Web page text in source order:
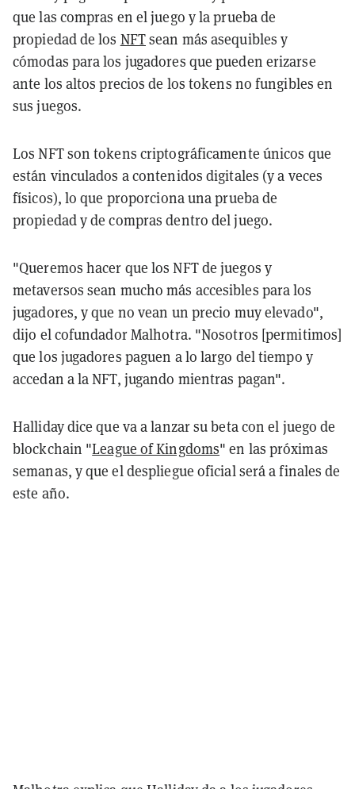
que las compras en el juego y la prueba de
propiedad de los NFTsean más asequibles y
cómodas para los jugadores que pueden erizarse
ante los altos precios de los tokens no fungibles en
sus juegos.
Los NFT son tokens criptográficamente únicos que
están vinculados a contenidos digitales (y a veces
físicos), lo que proporciona una prueba de
propiedad y de compras dentro del juego.
"Queremos hacer que los NFT de juegos y
metaversos sean mucho más accesibles para los
jugadores, y que no vean un precio muy elevado",
dijo el cofundador Malhotra. "Nosotros [permitimos]
que los jugadores paguen a lo largo del tiempo y
accedan a la NFT, jugando mientras pagan".
Halliday dice que va a lanzar su beta con el juego de
blockchain "League of Kingdoms" en las próximas
semanas, y que el despliegue oficial será a finales de
este año.